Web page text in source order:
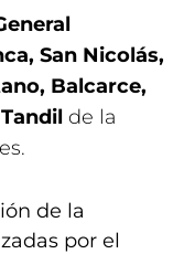
San Nicolás,
Balcarce,
de la
de la
por el